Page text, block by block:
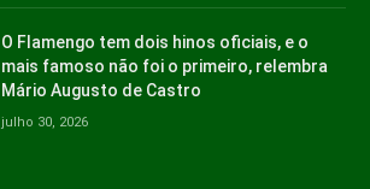
O Flamengo tem dois hinos oficiais, e o
mais famoso não foi o primeiro, relembra
Mário Augusto de Castro
julho 30, 2026